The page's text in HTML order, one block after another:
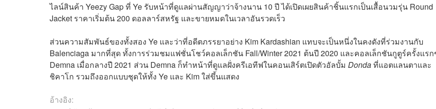
ไลน์สินค้า Yeezy Gap ที่ Ye รับหน้าที่ดูแลผ่านสัญญาว่าจ้างนาน 10 ปี ได้เปิดเผยสินค้าชิ้นแรกเป็นเสื้อนวมรุ่น Round
Jacket ราคาเริ่มต้น 200 ดอลลาร์สหรัฐ และขายหมดในเวลาอันรวดเร็ว
ส่วนความสัมพันธ์ของทั้งสอง Ye และว่าที่อดีตภรรยาอย่าง Kim Kardashian แทบจะเป็นหนึ่งในคงดังที่ร่วมงานกับ
Balenciaga มากที่สุด ทั้งการร่วมชมแฟชั่นโชว์คอลเล็กชัน Fall/Winter 2021 ต้นปี 2020 และคอลเล็กชันกูตูร์ครั้งแร
Demna เมื่อกลางปี 2021 ส่วน Demna ก็ทำหน้าที่ดูแลฝั่งครีเอทีฟในคอนเสิร์ตเปิดตัวอัลบั้ม Dondaที่แอตแลนตาและ
ชิคาโก รวมถึงออกแบบชุดให้ทั้ง Ye และ Kim ใส่ขึ้นแสดง
อ้างอิง: